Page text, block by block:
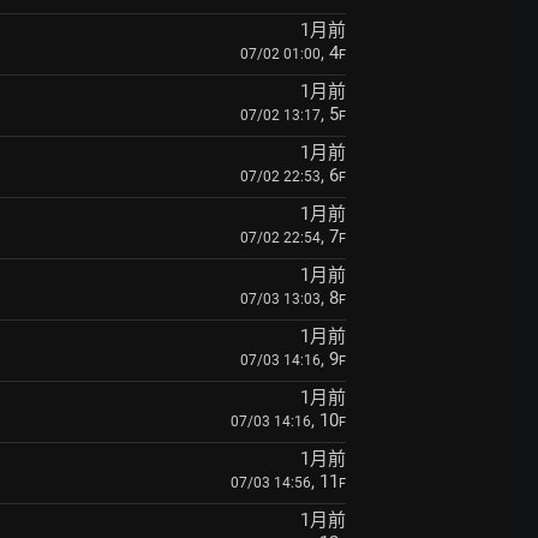
1月前
07/02 01:00, 4F
1月前
07/02 13:17, 5F
1月前
07/02 22:53, 6F
1月前
07/02 22:54, 7F
1月前
07/03 13:03, 8F
1月前
07/03 14:16, 9F
1月前
07/03 14:16, 10F
1月前
07/03 14:56, 11 F
1月前